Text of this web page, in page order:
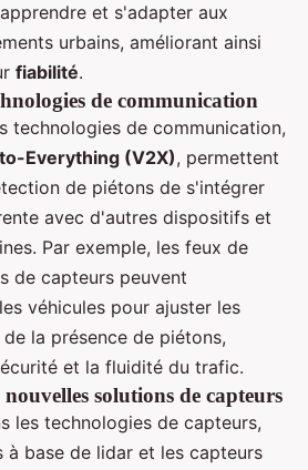
et s'adapter aux
urbains, améliorant ainsi
fiabilité.
de communication
technologies de communication,
Everything (V2X), permettent
de piétons de s'intégrer
avec d'autres dispositifs et
Par exemple, les feux de
de capteurs peuvent
véhicules pour ajuster les
la présence de piétons,
et la fluidité du trafic.
solutions de capteurs
les technologies de capteurs,
à base de lidar et les capteurs